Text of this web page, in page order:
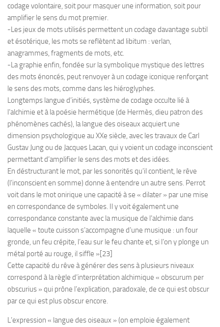
codage volontaire, soit pour masquer une information, soit pour
amplifier le sens du mot premier.
-Les jeux de mots utilisés permettent un codage davantage subtil
et ésotérique, les mots se reflètent ad libitum : verlan,
anagrammes, fragments de mots, etc.
-La graphie enfin, fondée sur la symbolique mystique des lettres
des mots énoncés, peut renvoyer à un codage iconique renforçant
le sens des mots, comme dans les hiéroglyphes.
Longtemps langue d’initiés, système de codage occulte lié à
l’alchimie et à la poésie hermétique (de Hermès, dieu patron des
phénomènes cachés), la langue des oiseaux acquiert une
dimension psychologique au XXe siècle, avec les travaux de Carl
Gustav Jung ou de Jacques Lacan, qui y voient un codage inconscient
permettant d’amplifier le sens des mots et des idées.
En déstructurant le mot, par les sonorités qu’il contient, le rêve
(l’inconscient en somme) donne à entendre un autre sens. Perrot
voit dans le mot onirique une capacité à se « dilater » par une mise
en correspondance de symboles. Il y voit également une
correspondance constante avec la musique de l’alchimie dans
laquelle « toute cuisson s’accompagne d’une musique : un four
gronde, un feu crépite, l’eau sur le feu chante et, si l’on y plonge un
métal porté au rouge, il siffle »[23]
Cette capacité du rêve à générer des sens à plusieurs niveaux
correspond à la règle d’interprétation alchimique « obscurum per
obscurius » qui prône l’explication, paradoxale, de ce qui est obscur
par ce qui est plus obscur encore.
L’expression « langue des oiseaux » (on emploie également